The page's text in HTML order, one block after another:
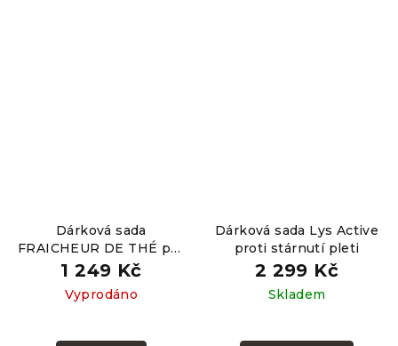
Dárková sada
FRAICHEUR DE THÉ pro
mastnou pleť
1 249 Kč
Vyprodáno
Dárková sada Lys Active
proti stárnutí pleti
2 299 Kč
Skladem